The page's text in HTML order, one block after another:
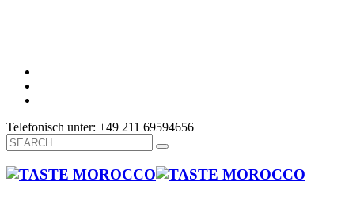
Telefonisch unter: +49 211 69594656